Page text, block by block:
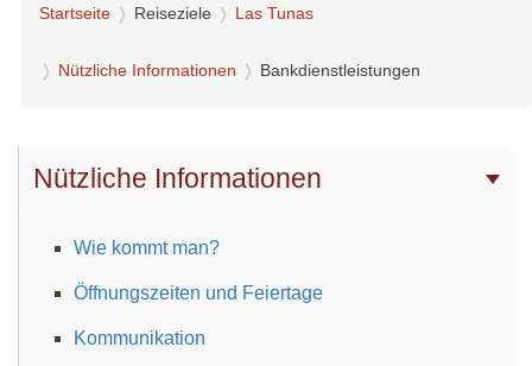
Startseite Reiseziele Las Tunas
Nützliche Informationen Bankdienstleistungen
Nützliche Informationen
Wie kommt man?
Öffnungszeiten und Feiertage
Kommunikation